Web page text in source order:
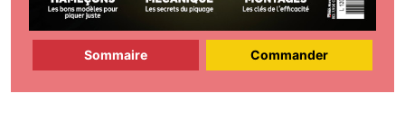
Sommaire Commander